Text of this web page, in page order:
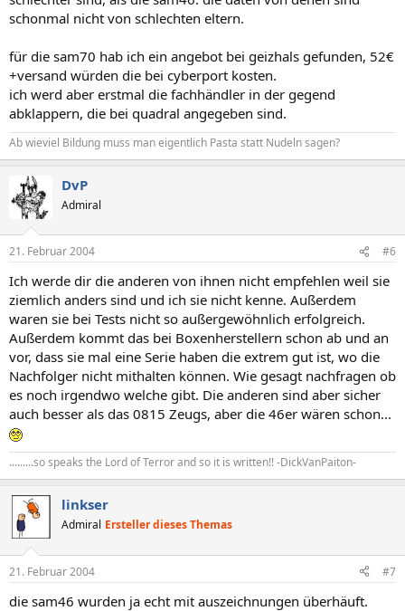
schonmal nicht von schlechten eltern.
für die sam70 hab ich ein angebot bei geizhals gefunden, 52€
+versand würden die bei cyberport kosten.
ich werd aber erstmal die fachhändler in der gegend
abklappern, die bei quadral angegeben sind.
Ab wieviel Bildung muss man eigentlich Pasta statt Nudeln sagen?
DvP
Admiral
21. Februar 2004 #6
Ich werde dir die anderen von ihnen nicht empfehlen weil sie
ziemlich anders sind und ich sie nicht kenne. Außerdem
waren sie bei Tests nicht so außergewöhnlich erfolgreich.
Außerdem kommt das bei Boxenherstellern schon ab und an
vor, dass sie mal eine Serie haben die extrem gut ist, wo die
Nachfolger nicht mithalten können. Wie gesagt nachfragen ob
es noch irgendwo welche gibt. Die anderen sind aber sicher
auch besser als das 0815 Zeugs, aber die 46er wären schon...
.........so speaks the Lord of Terror and so it is written!! -DickVanPaiton-
linkser
Admiral Ersteller dieses Themas
21. Februar 2004 #7
die sam46 wurden ja echt mit auszeichnungen überhäuft.